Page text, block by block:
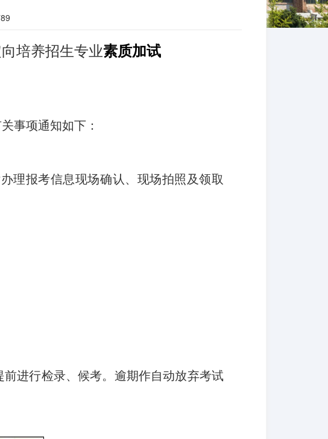
培养招生专业素质加试
事项通知如下：
理报考信息现场确认、现场拍照及领取
进行检录、候考。 逾期作自动放弃考试